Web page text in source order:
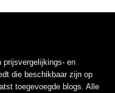
prijsvergelijkings- en
die beschikbaar zijn op
toegevoegde blogs. Alle